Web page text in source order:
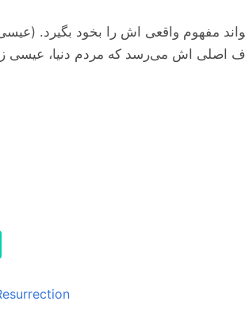
مفهوم واقعی اش را بخود بگیرد.
اصلی اش می‌رسد که مردم دنیا، عیسی